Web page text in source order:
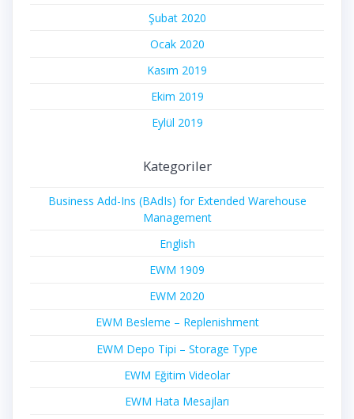
Şubat 2020
Ocak 2020
Kasım 2019
Ekim 2019
Eylül 2019
Kategoriler
Business Add-Ins (BAdIs) for Extended Warehouse
Management
English
EWM 1909
EWM 2020
EWM Besleme – Replenishment
EWM Depo Tipi – Storage Type
EWM Eğitim Videolar
EWM Hata Mesajları